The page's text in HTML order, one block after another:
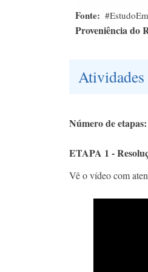
Fonte
Proveniência do
Atividades
Número de etapas
ETAPA 1 -
Vê o vídeo com